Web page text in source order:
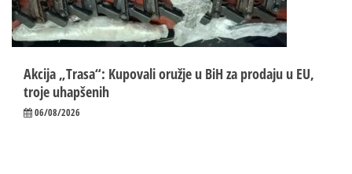
Akcija „Trasa“: Kupovali oružje u BiH za prodaju u EU,
troje uhapšenih
06/08/2026